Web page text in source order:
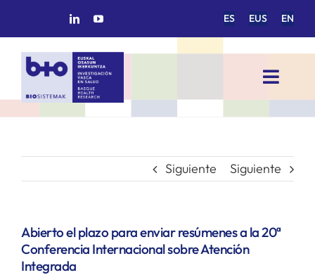
ES EUS EN
Toggle
INICIO
GRUPOS DE INVESTIGACIÓN
Siguiente Siguiente
Abierto el plazo para enviar resúmenes a la 20ª
Conferencia Internacional sobre Atención
Integrada